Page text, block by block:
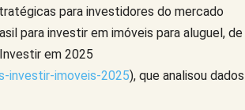
para investidores do mercado
para investir em imóveis para aluguel, de
em 2025
investir-imoveis-2025), que analisou dados